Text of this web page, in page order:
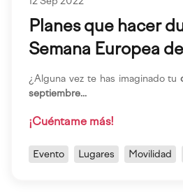
Planes que hacer
Semana Europea
¿Alguna vez te has imaginado tu
septiembre...
¡Cuéntame más!
Evento Lugares Movilidad